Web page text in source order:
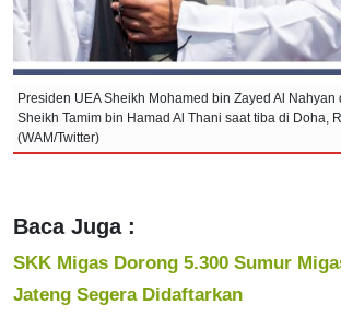
Presiden UEA Sheikh Mohamed bin Zayed Al Nahyan
Sheikh Tamim bin Hamad Al Thani saat tiba di Doha,
(WAM/Twitter)
Baca Juga :
SKK Migas Dorong 5.300 Sumur
Jateng Segera Didaftarkan